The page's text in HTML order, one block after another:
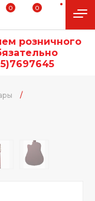
0 0
розничного
/